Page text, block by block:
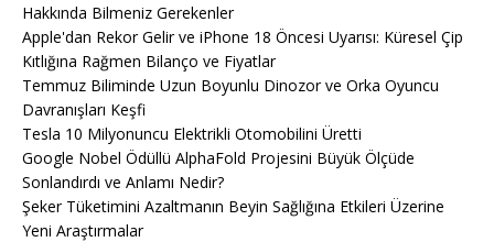
Hakkında Bilmeniz Gerekenler
Apple'dan Rekor Gelir ve iPhone 18 Öncesi Uyarısı: Küresel Çip
Kıtlığına Rağmen Bilanço ve Fiyatlar
Temmuz Biliminde Uzun Boyunlu Dinozor ve Orka Oyuncu
Davranışları Keşfi
Tesla 10 Milyonuncu Elektrikli Otomobilini Üretti
Google Nobel Ödüllü AlphaFold Projesini Büyük Ölçüde
Sonlandırdı ve Anlamı Nedir?
Şeker Tüketimini Azaltmanın Beyin Sağlığına Etkileri Üzerine
Yeni Araştırmalar